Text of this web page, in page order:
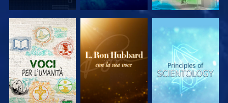
ESPLORA LE
SERIE
ESPLORA LE
SERIE
ESPLORA LE
SERIE